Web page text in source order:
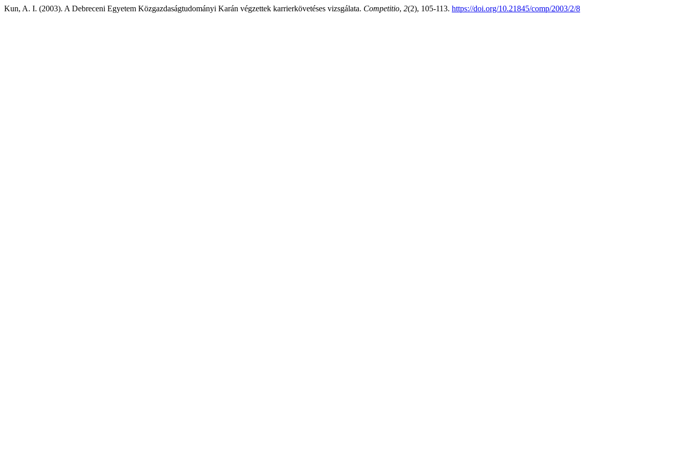
Kun, A. I. (2003). A Debreceni Egyetem Közgazdaságtudományi Karán végzettek karrierkövetéses vizsgálata. Competitio, 2(2), 105-113. https://doi.org/10.21845/comp/2003/2/8